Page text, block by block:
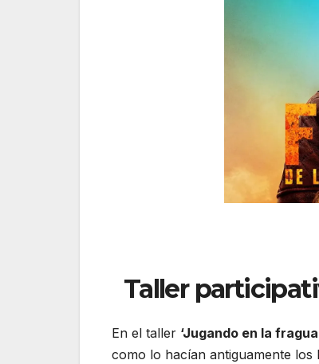
Taller
En el taller ‘Jugando en la
como lo hacían antiguamente